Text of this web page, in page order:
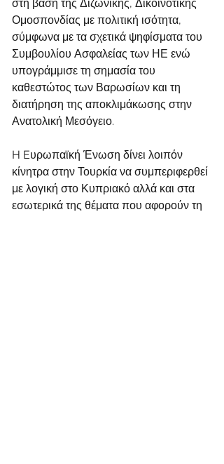
στη βάση της Διζωνικής, Δικοινοτικής
Ομοσπονδίας με πολιτική ισότητα,
σύμφωνα με τα σχετικά ψηφίσματα του
Συμβουλίου Ασφαλείας των ΗΕ ενώ
υπογράμμισε τη σημασία του
καθεστώτος των Βαρωσίων και τη
διατήρηση της αποκλιμάκωσης στην
Ανατολική Μεσόγειο.
H Eυρωπαϊκή Ένωση δίνει λοιπόν
κίνητρα στην Τουρκία να συμπεριφερθεί
με λογική στο Κυπριακό αλλά και στα
εσωτερικά της θέματα που αφορούν τη